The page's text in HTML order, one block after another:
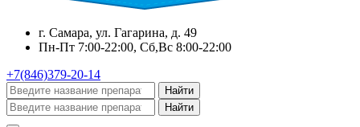
г. Самара, ул. Гагарина, д. 49
Пн-Пт 7:00-22:00, Сб,Вс 8:00-22:00
+7(846)379-20-14
Найти
Найти